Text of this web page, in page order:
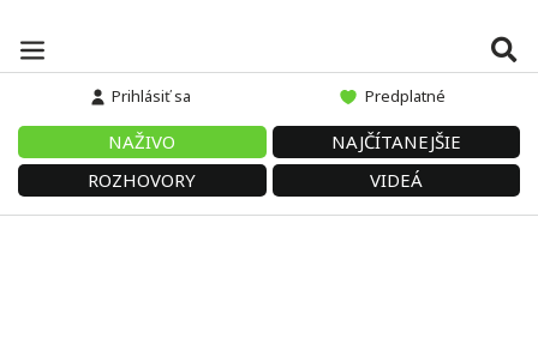
Prihlásiť sa Predplatné
NAŽIVO
NAJČÍTANEJŠIE
ROZHOVORY
VIDEÁ